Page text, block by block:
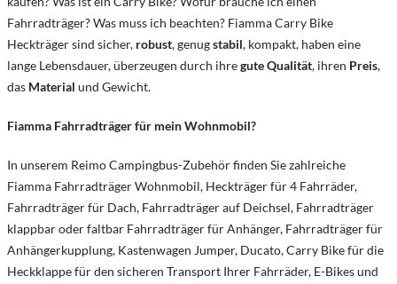
Fahrradträger? Was muss ich beachten? Fiamma Carry Bike
Heckträger sind sicher, robust, genugstabil, kompakt, haben eine
lange Lebensdauer, überzeugen durch ihregute Qualität, ihren Preis,
das Material und Gewicht.
Fiamma Fahrradträger für mein Wohnmobil?
In unserem Reimo Campingbus-Zubehör finden Sie zahlreiche
Fiamma Fahrradträger Wohnmobil, Heckträger für 4 Fahrräder,
Fahrradträger für Dach, Fahrradträger auf Deichsel, Fahrradträger
klappbar oder faltbar Fahrradträger für Anhänger, Fahrradträger für
Anhängerkupplung, Kastenwagen Jumper, Ducato, Carry Bike für die
Heckklappe für den sicheren Transport Ihrer Fahrräder, E-Bikes und